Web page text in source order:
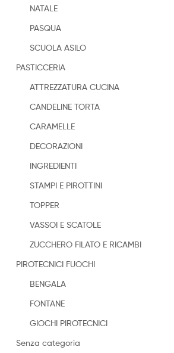
NATALE
PASQUA
SCUOLA ASILO
PASTICCERIA
ATTREZZATURA CUCINA
CANDELINE TORTA
CARAMELLE
DECORAZIONI
INGREDIENTI
STAMPI E PIROTTINI
TOPPER
VASSOI E SCATOLE
ZUCCHERO FILATO E RICAMBI
PIROTECNICI FUOCHI
BENGALA
FONTANE
GIOCHI PIROTECNICI
Senza categoria